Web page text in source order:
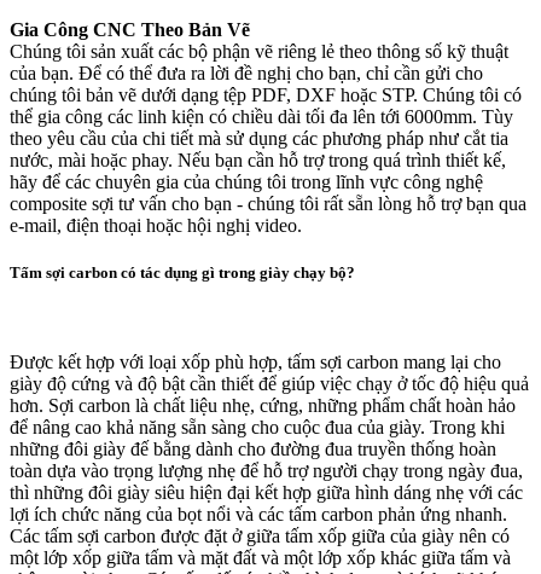
Gia Công CNC Theo Bản Vẽ
Chúng tôi sản xuất các bộ phận vẽ riêng lẻ theo thông số kỹ thuật
của bạn. Để có thể đưa ra lời đề nghị cho bạn, chỉ cần gửi cho
chúng tôi bản vẽ dưới dạng tệp PDF, DXF hoặc STP. Chúng tôi có
thể gia công các linh kiện có chiều dài tối đa lên tới 6000mm. Tùy
theo yêu cầu của chi tiết mà sử dụng các phương pháp như cắt tia
nước, mài hoặc phay. Nếu bạn cần hỗ trợ trong quá trình thiết kế,
hãy để các chuyên gia của chúng tôi trong lĩnh vực công nghệ
composite sợi tư vấn cho bạn - chúng tôi rất sẵn lòng hỗ trợ bạn qua
e-mail, điện thoại hoặc hội nghị video.
Tấm sợi carbon có tác dụng gì trong giày chạy bộ?
Được kết hợp với loại xốp phù hợp, tấm sợi carbon mang lại cho
giày độ cứng và độ bật cần thiết để giúp việc chạy ở tốc độ hiệu quả
hơn. Sợi carbon là chất liệu nhẹ, cứng, những phẩm chất hoàn hảo
để nâng cao khả năng sẵn sàng cho cuộc đua của giày. Trong khi
những đôi giày đế bằng dành cho đường đua truyền thống hoàn
toàn dựa vào trọng lượng nhẹ để hỗ trợ người chạy trong ngày đua,
thì những đôi giày siêu hiện đại kết hợp giữa hình dáng nhẹ với các
lợi ích chức năng của bọt nổi và các tấm carbon phản ứng nhanh.
Các tấm sợi carbon được đặt ở giữa tấm xốp giữa của giày nên có
một lớp xốp giữa tấm và mặt đất và một lớp xốp khác giữa tấm và